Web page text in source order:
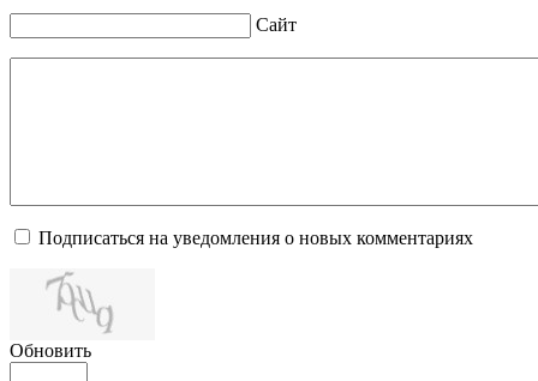
Сайт
Подписаться на уведомления о новых комментариях
Обновить